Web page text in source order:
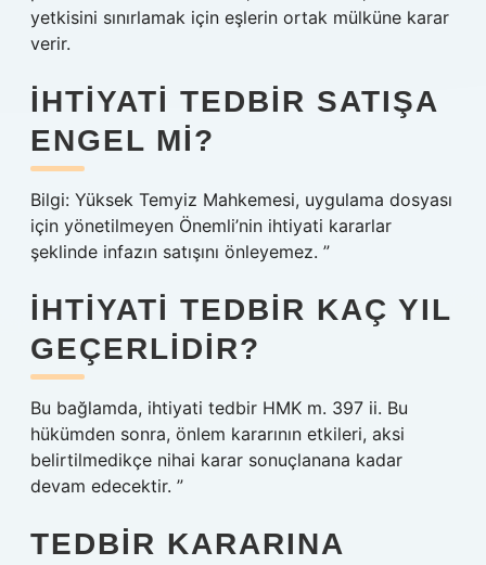
yetkisini sınırlamak için eşlerin ortak mülküne karar
verir.
İHTIYATI TEDBIR SATIŞA
ENGEL MI?
Bilgi: Yüksek Temyiz Mahkemesi, uygulama dosyası
için yönetilmeyen Önemli’nin ihtiyati kararlar
şeklinde infazın satışını önleyemez. ”
İHTIYATI TEDBIR KAÇ YIL
GEÇERLIDIR?
Bu bağlamda, ihtiyati tedbir HMK m. 397 ii. Bu
hükümden sonra, önlem kararının etkileri, aksi
belirtilmedikçe nihai karar sonuçlanana kadar
devam edecektir. ”
TEDBIR KARARINA